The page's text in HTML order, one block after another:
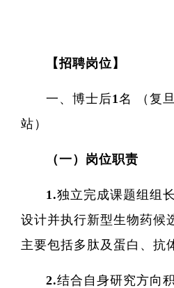
【招聘岗位】
一、博士后1名 （复
站）
（一）岗位职责
1.独立完成课题组组
设计并执行新型生物药候
主要包括多肽及蛋白、抗
2.结合自身研究方向